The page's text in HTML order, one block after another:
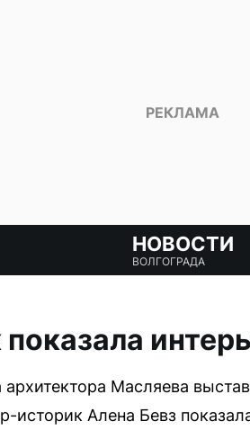
НОВОСТИ
ВОЛГОГРАДА
показала
Масляева
историк Алена Бевз